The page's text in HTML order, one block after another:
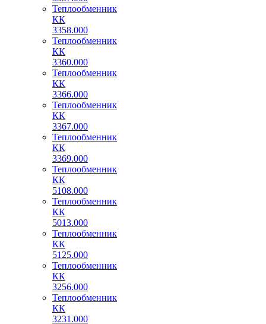
Теплообменник
КК
3358.000
Теплообменник
КК
3360.000
Теплообменник
КК
3366.000
Теплообменник
КК
3367.000
Теплообменник
КК
3369.000
Теплообменник
КК
5108.000
Теплообменник
КК
5013.000
Теплообменник
КК
5125.000
Теплообменник
КК
3256.000
Теплообменник
КК
3231.000